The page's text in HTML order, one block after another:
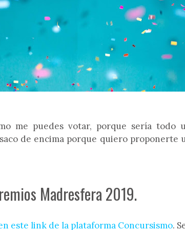
me puedes votar, porque sería todo
de encima porque quiero proponerte
Madresfera 2019.
este link de la plataforma Concursismo.